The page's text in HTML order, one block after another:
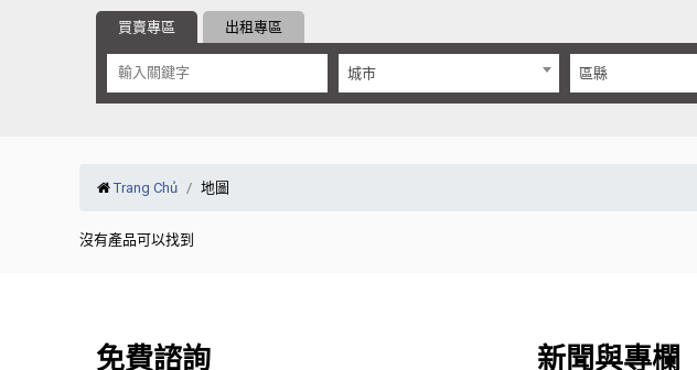
買賣專區 出租專區
城市 區縣
Trang Chủ 地圖
沒有產品可以找到
免費諮詢 新聞與專欄